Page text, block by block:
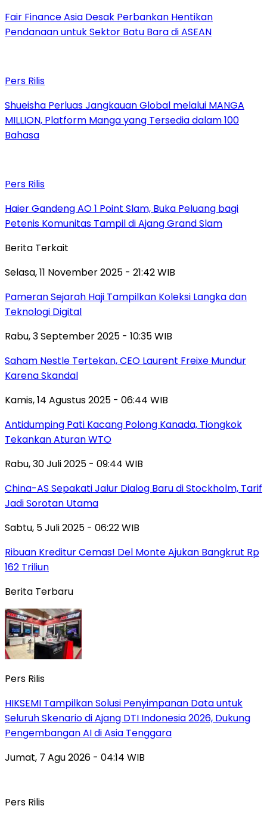
Fair Finance Asia Desak Perbankan Hentikan
Pendanaan untuk Sektor Batu Bara di ASEAN
Pers Rilis
Shueisha Perluas Jangkauan Global melalui MANGA
MILLION, Platform Manga yang Tersedia dalam 100
Bahasa
Pers Rilis
Haier Gandeng AO 1 Point Slam, Buka Peluang bagi
Petenis Komunitas Tampil di Ajang Grand Slam
Berita Terkait
Selasa, 11 November 2025 - 21:42 WIB
Pameran Sejarah Haji Tampilkan Koleksi Langka dan
Teknologi Digital
Rabu, 3 September 2025 - 10:35 WIB
Saham Nestle Tertekan, CEO Laurent Freixe Mundur
Karena Skandal
Kamis, 14 Agustus 2025 - 06:44 WIB
Antidumping Pati Kacang Polong Kanada, Tiongkok
Tekankan Aturan WTO
Rabu, 30 Juli 2025 - 09:44 WIB
China-AS Sepakati Jalur Dialog Baru di Stockholm, Tarif
Jadi Sorotan Utama
Sabtu, 5 Juli 2025 - 06:22 WIB
Ribuan Kreditur Cemas! Del Monte Ajukan Bangkrut Rp
162 Triliun
Berita Terbaru
Pers Rilis
HIKSEMI Tampilkan Solusi Penyimpanan Data untuk
Seluruh Skenario di Ajang DTI Indonesia 2026, Dukung
Pengembangan AI di Asia Tenggara
Jumat, 7 Agu 2026 - 04:14 WIB
Pers Rilis